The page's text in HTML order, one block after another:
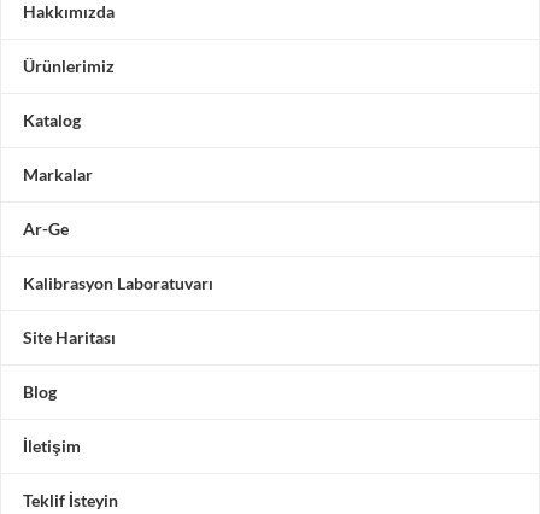
Hakkımızda
Ürünlerimiz
Katalog
Markalar
Ar-Ge
Kalibrasyon Laboratuvarı
Site Haritası
Blog
İletişim
Teklif İsteyin